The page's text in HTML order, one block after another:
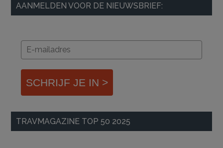
AANMELDEN VOOR DE NIEUWSBRIEF:
SCHRIJF JE IN >
TRAVMAGAZINE TOP 50 2025